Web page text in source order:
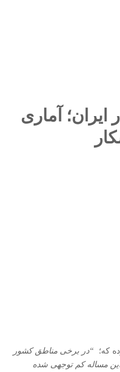
آماری
که؛ “در برخی مناطق کشور
مساله کم توجهی شده